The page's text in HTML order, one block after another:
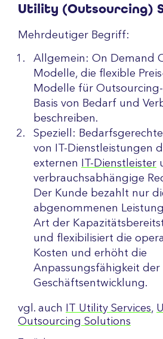
Utility (Outsourcing)
Mehrdeutiger Begriff:
Allgemein: On Demand
Modelle, die flexible
Modelle für Outsourcing-
Basis von Bedarf und
beschreiben.
Speziell:
von IT-Dienstleistungen
externen
IT-Dienstleister
verbrauchsabhängige
Der Kunde bezahlt nur
abgenommenen
Art der
und flexibilisiert die
Kosten und erhöht die
Anpassungsfähigkeit der
Geschäftsentwicklung.
vgl. auch IT Utility Services,
Outsourcing Solutions